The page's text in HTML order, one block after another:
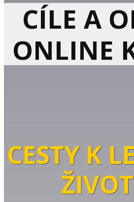
CÍLE A
ONLINE
CESTY K